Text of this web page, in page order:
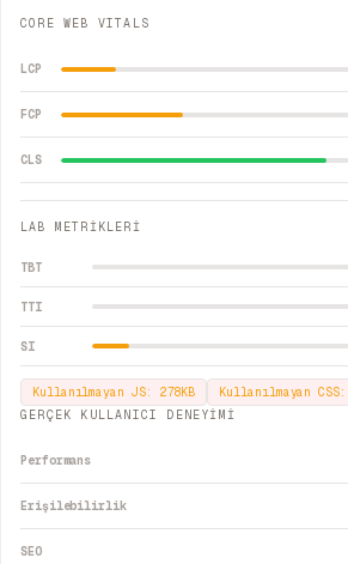
CORE WEB VITALS
LCP
FCP
CLS
LAB METRİKLERİ
TBT
TTI
SI
Kullanılmayan JS: 278KB Kullanılmayan CSS:
GERÇEK KULLANICI DENEYİMİ
Performans
Erişilebilirlik
SEO